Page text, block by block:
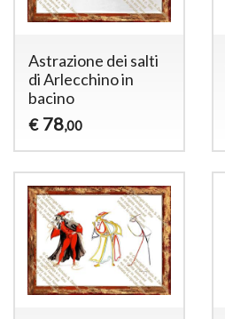
Astrazione dei salti
di Arlecchino in
bacino
€ 78,00